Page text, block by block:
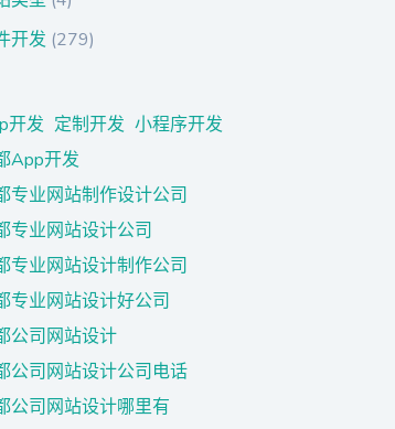
开发 (279)
开发 定制开发 小程序开发
App开发
专业网站制作设计公司
专业网站设计公司
专业网站设计制作公司
专业网站设计好公司
公司网站设计
公司网站设计公司电话
公司网站设计哪里有